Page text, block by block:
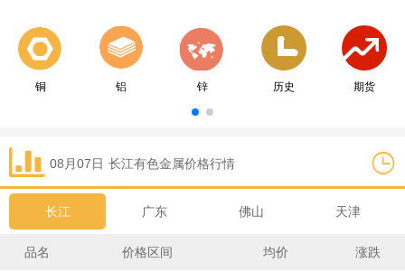
铜 铝 锌 历史 期货
08月07日 长江有色金属价格行情
长江 广东 佛山 天津
品名 价格区间 均价 涨跌